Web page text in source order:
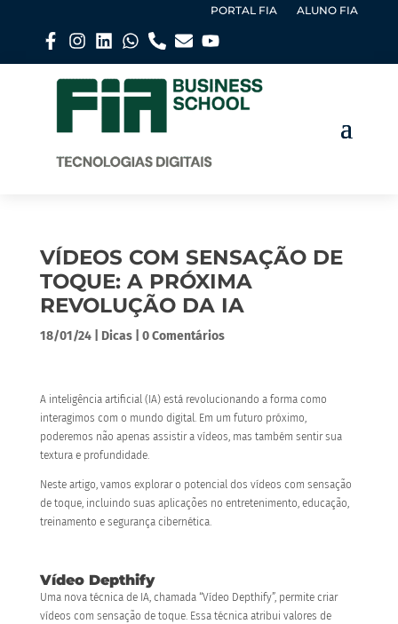
PORTAL FIA ALUNO FIA
VÍDEOS COM SENSAÇÃO DE
TOQUE: A PRÓXIMA
REVOLUÇÃO DA IA
18/01/24| Dicas| 0 Comentários
A inteligência artificial (IA) está revolucionando a forma como
interagimos com o mundo digital. Em um futuro próximo,
poderemos não apenas assistir a vídeos, mas também sentir sua
textura e profundidade.
Neste artigo, vamos explorar o potencial dos vídeos com sensação
de toque, incluindo suas aplicações no entretenimento, educação,
treinamento e segurança cibernética.
Vídeo Depthify
Uma nova técnica de IA, chamada “Vídeo Depthify”, permite criar
vídeos com sensação de toque. Essa técnica atribui valores de